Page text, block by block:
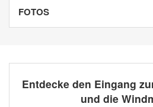
FOTOS
Entdecke den Eingang
und die